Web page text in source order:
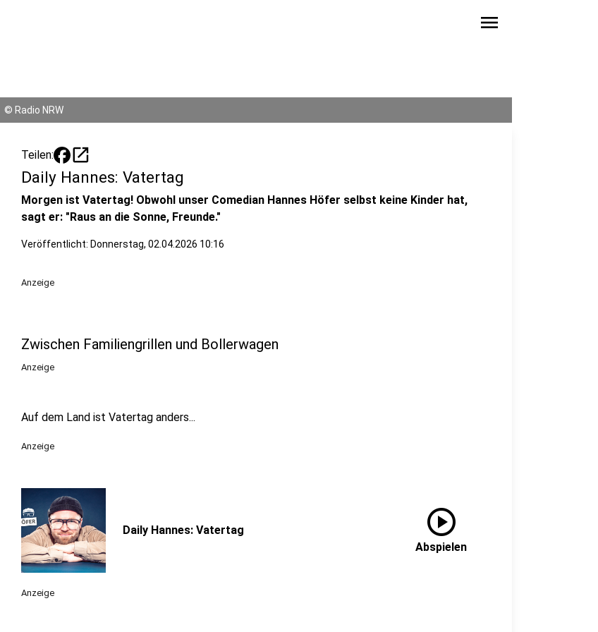
menu
© Radio NRW
Teilen: open_in_new
Daily Hannes: Vatertag
Morgen ist Vatertag! Obwohl unser Comedian Hannes Höfer selbst keine Kinder hat,
sagt er: "Raus an die Sonne, Freunde."
Veröffentlicht: Donnerstag, 02.04.2026 10:16
Anzeige
Zwischen Familiengrillen und Bollerwagen
Anzeige
Auf dem Land ist Vatertag anders...
Anzeige
Daily Hannes: Vatertag play_circle
Abspielen
Anzeige